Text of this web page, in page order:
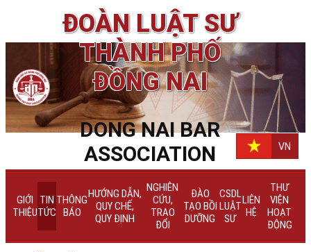
ĐOÀN LUẬT SƯ
THÀNH PHỐ
ĐỒNG NAI
DONG NAI BAR
ASSOCIATION
VN
GIỚI
THIỆU
TIN
TỨC
THÔNG
BÁO
HƯỚNG DẪN,
QUY CHẾ,
QUY ĐỊNH
NGHIÊN
CỨU,
TRAO
ĐỔI
ĐÀO
TẠO BỒI
DƯỠNG
CSDL
LUẬT
SƯ
LIÊN
HỆ
THƯ
VIỆN
HOẠT
ĐỘNG